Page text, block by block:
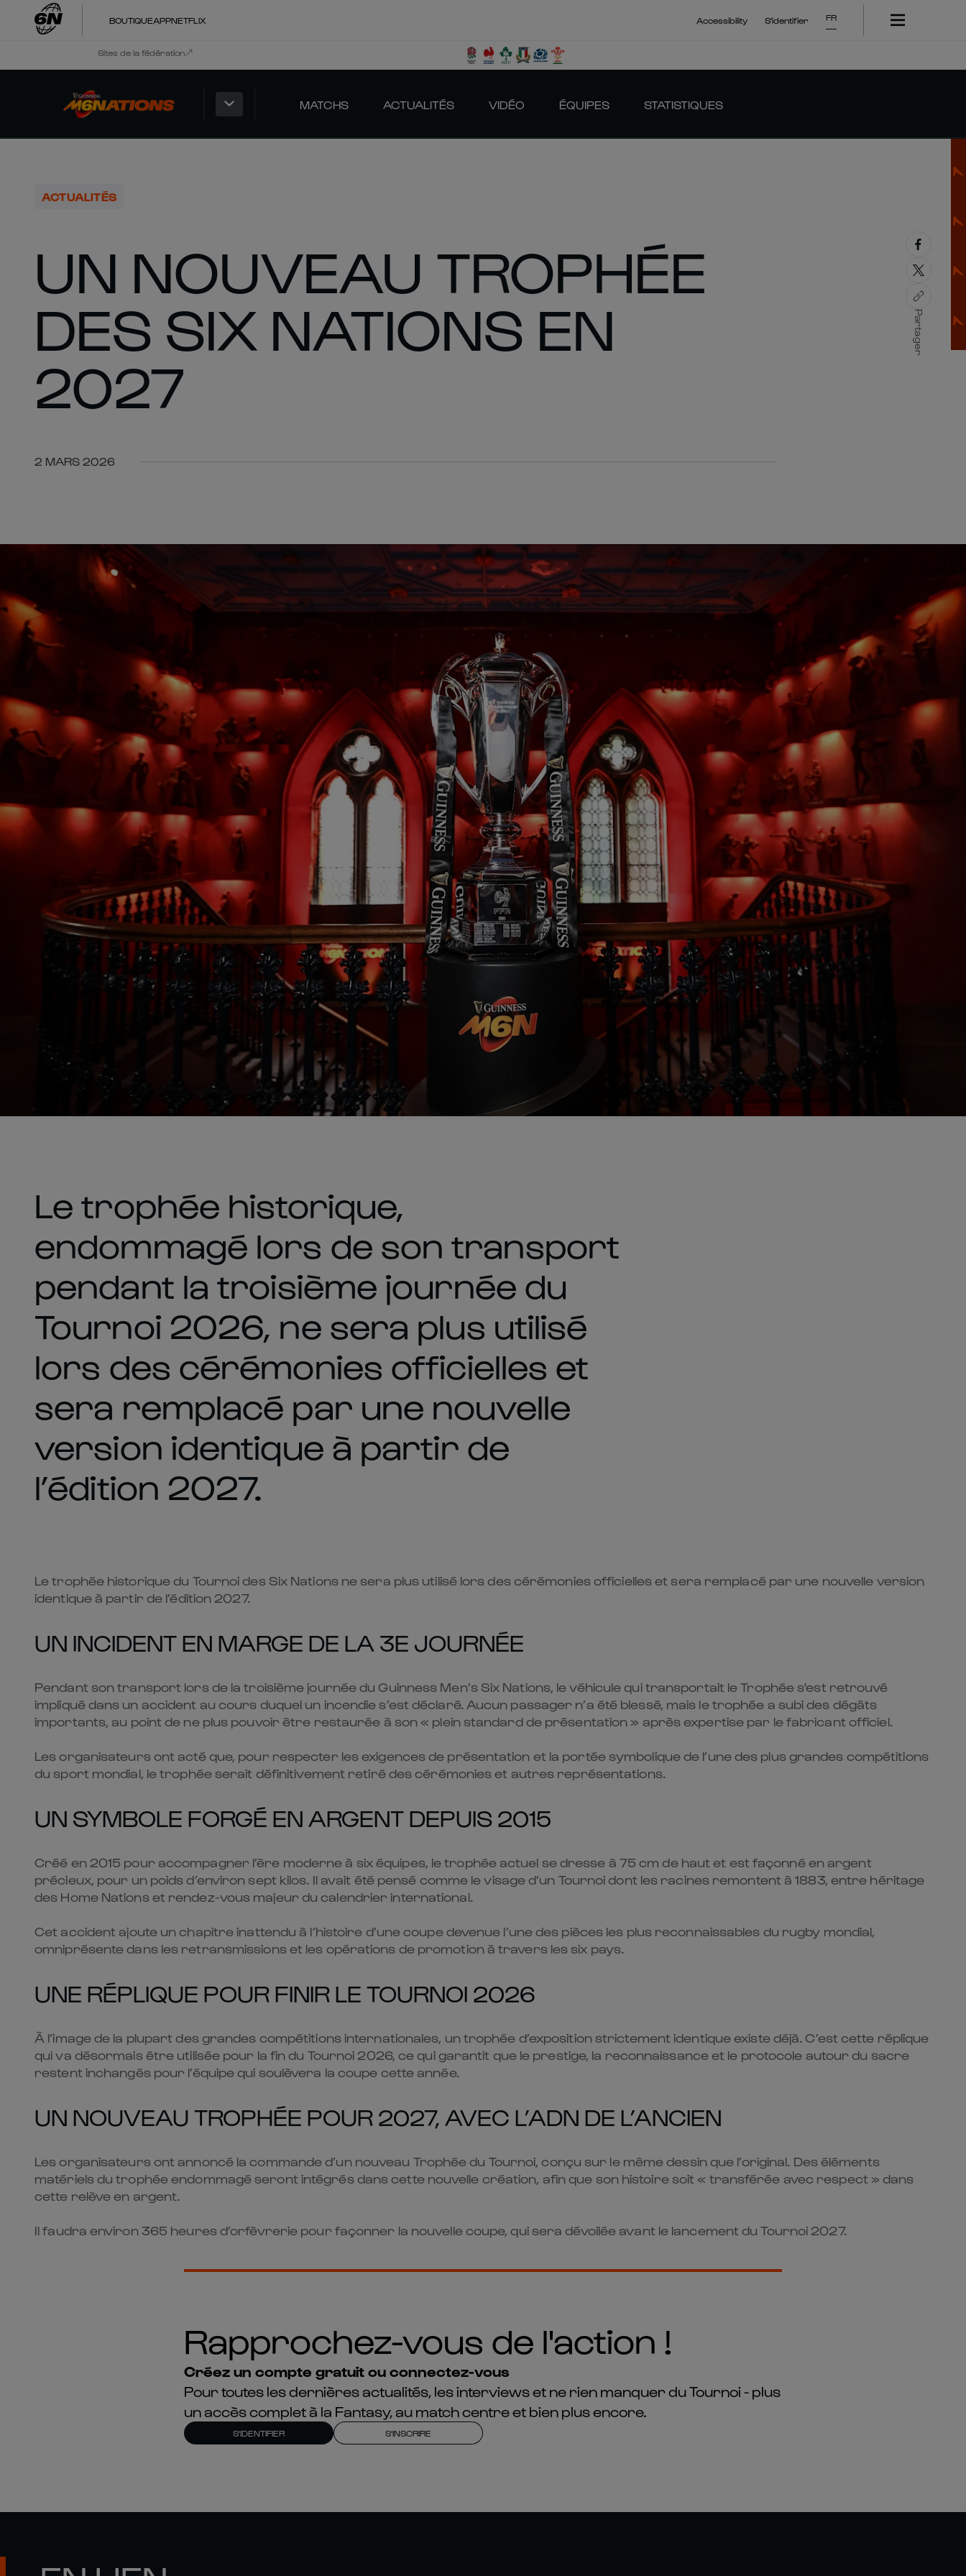
BOUTIQUEAPPNETFLIX Accessibility S'identifier FR
Sites de la fédération
MATCHS ACTUALITÉS VIDÉO ÉQUIPES STATISTIQUES
ACTUALITÉS
UN NOUVEAU TROPHÉE
DES SIX NATIONS EN
2027
2 MARS 2026
Partager
Le trophée historique,
endommagé lors de son transport
pendant la troisième journée du
Tournoi 2026, ne sera plus utilisé
lors des cérémonies officielles et
sera remplacé par une nouvelle
version identique à partir de
l’édition 2027.
Le trophée historique du Tournoi des Six Nations ne sera plus utilisé lors des cérémonies officielles et sera remplacé par une nouvelle version
identique à partir de l’édition 2027.
UN INCIDENT EN MARGE DE LA 3E JOURNÉE
Pendant son transport lors de la troisième journée du Guinness Men’s Six Nations, le véhicule qui transportait le Trophée s'est retrouvé
impliqué dans un accident au cours duquel un incendie s’est déclaré. Aucun passager n’a été blessé, mais le trophée a subi des dégâts
importants, au point de ne plus pouvoir être restaurée à son « plein standard de présentation » après expertise par le fabricant officiel.
Les organisateurs ont acté que, pour respecter les exigences de présentation et la portée symbolique de l’une des plus grandes compétitions
du sport mondial, le trophée serait définitivement retiré des cérémonies et autres représentations.
UN SYMBOLE FORGÉ EN ARGENT DEPUIS 2015
Créé en 2015 pour accompagner l’ère moderne à six équipes, le trophée actuel se dresse à 75 cm de haut et est façonné en argent
précieux, pour un poids d’environ sept kilos. Il avait été pensé comme le visage d’un Tournoi dont les racines remontent à 1883, entre héritage
des Home Nations et rendez-vous majeur du calendrier international.
Cet accident ajoute un chapitre inattendu à l’histoire d’une coupe devenue l’une des pièces les plus reconnaissables du rugby mondial,
omniprésente dans les retransmissions et les opérations de promotion à travers les six pays.
UNE RÉPLIQUE POUR FINIR LE TOURNOI 2026
À l’image de la plupart des grandes compétitions internationales, un trophée d’exposition strictement identique existe déjà. C’est cette réplique
qui va désormais être utilisée pour la fin du Tournoi 2026, ce qui garantit que le prestige, la reconnaissance et le protocole autour du sacre
restent inchangés pour l’équipe qui soulèvera la coupe cette année.
UN NOUVEAU TROPHÉE POUR 2027, AVEC L’ADN DE L’ANCIEN
Les organisateurs ont annoncé la commande d’un nouveau Trophée du Tournoi, conçu sur le même dessin que l’original. Des éléments
matériels du trophée endommagé seront intégrés dans cette nouvelle création, afin que son histoire soit « transférée avec respect » dans
cette relève en argent.
Il faudra environ 365 heures d’orfèvrerie pour façonner la nouvelle coupe, qui sera dévoilée avant le lancement du Tournoi 2027.
Rapprochez-vous de l'action !
Créez un compte gratuit ou connectez-vous
Pour toutes les dernières actualités, les interviews et ne rien manquer du Tournoi - plus
un accès complet à la Fantasy, au match centre et bien plus encore.
S'IDENTIFIER S'INSCRIRE